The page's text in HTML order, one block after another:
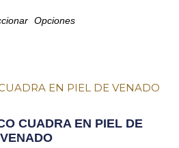
Opciones
CUADRA EN PIEL DE
VENADO